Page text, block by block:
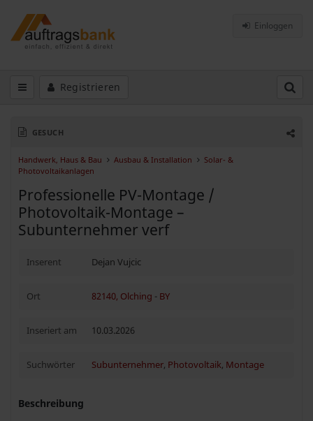
Einloggen
Registrieren
GESUCH
Handwerk, Haus & Bau Ausbau & Installation
Solar- &
Photovoltaikanlagen
Professionelle PV-Montage /
Photovoltaik-Montage –
Subunternehmer verf
Inserent Dejan Vujcic
Ort 82140, Olching - BY
Inseriert am 10.03.2026
Suchwörter Subunternehmer, Photovoltaik, Montage
Beschreibung